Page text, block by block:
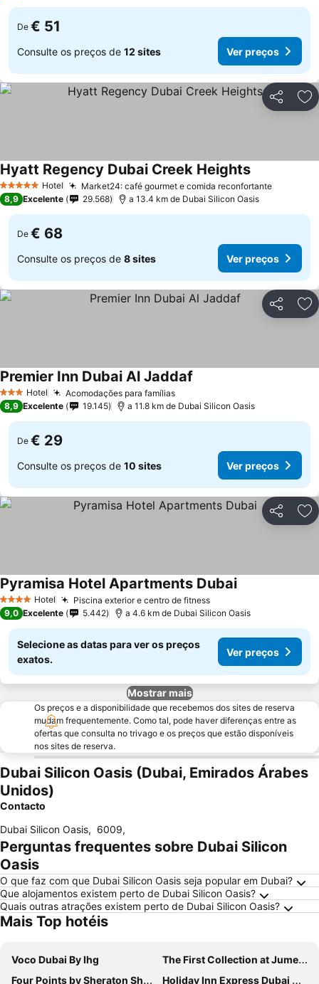
De € 51
Consulte os preços de 12 sites Ver preços
Partilhar
5 Estrelas Hotel Market24: café gourmet e comida reconfortanteVer
Hyatt Regency Dubai Creek HeightsVer preços
8,9 Excelente 29.568 a 13.4 km de Dubai Silicon Oasis
De € 68
Consulte os preços de 8 sites Ver preços
Partilhar
3 EstrelasHotel Acomodações para famíliasVer preços
Premier Inn Dubai Al Jaddaf
8,9 Excelente 19.145 a 11.8 km de Dubai Silicon Oasis
De € 29
Consulte os preços de 10 sites Ver preços
Partilhar
4 EstrelasHotel Piscina exterior e centro de fitnessVer preços
Pyramisa Hotel Apartments DubaiVer preços
9,0 Excelente 5.442 a 4.6 km de Dubai Silicon Oasis
Selecione as datas para ver os preços
exatos.
Ver preços
Mostrar mais
Os preços e a disponibilidade que recebemos dos sites de reserva
mudam frequentemente. Como tal, pode haver diferenças entre as
ofertas que consulta no trivago e os preços que estão disponíveis
nos sites de reserva.
Dubai Silicon Oasis (Dubai, Emirados Árabes
Unidos)
Contacto
Dubai Silicon Oasis, 6009,
Perguntas frequentes sobre Dubai Silicon
Oasis
O que faz com que Dubai Silicon Oasis seja popular em Dubai?
Que alojamentos existem perto de Dubai Silicon Oasis?
Quais outras atrações existem perto de Dubai Silicon Oasis?
Mais Top hotéis
Voco Dubai By Ihg
The First Collection at Jumeirah Village Circle, a Tribute Portfolio Hotel
Four Points by Sheraton Sheikh Zayed Road, Dubai
Holiday Inn Express Dubai Airport By Ihg